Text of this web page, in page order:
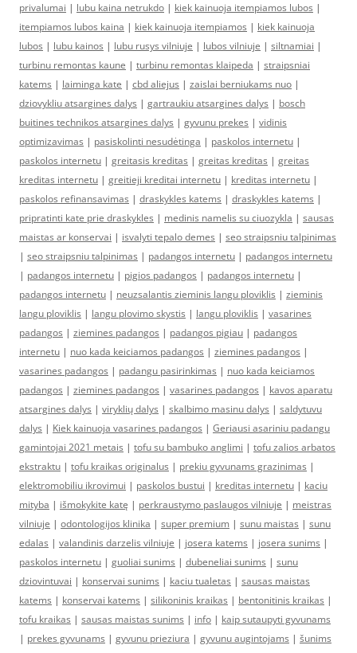
privalumai | lubu kaina netrukdo | kiek kainuoja itempiamos lubos |
itempiamos lubos kaina | kiek kainuoja itempiamos | kiek kainuoja
lubos | lubu kainos | lubu rusys vilniuje | lubos vilniuje | siltnamiai |
turbinu remontas kaune | turbinu remontas klaipeda | straipsniai
katems | laiminga kate | cbd aliejus | zaislai berniukams nuo |
dziovykliu atsargines dalys | gartraukiu atsargines dalys | bosch
buitines technikos atsargines dalys | gyvunu prekes | vidinis
optimizavimas | pasiskolinti nesudėtinga | paskolos internetu |
paskolos internetu | greitasis kreditas | greitas kreditas | greitas
kreditas internetu | greitieji kreditai internetu | kreditas internetu |
paskolos refinansavimas | draskykles katems | draskykles katems |
pripratinti kate prie draskykles | medinis namelis su ciuozykla | sausas
maistas ar konservai | isvalyti tepalo demes | seo straipsniu talpinimas
| seo straipsniu talpinimas | padangos internetu | padangos internetu
| padangos internetu | pigios padangos | padangos internetu |
padangos internetu | neuzsalantis zieminis langu ploviklis | zieminis
langu ploviklis | langu plovimo skystis | langu ploviklis | vasarines
padangos | ziemines padangos | padangos pigiau | padangos
internetu | nuo kada keiciamos padangos | ziemines padangos |
vasarines padangos | padangu pasirinkimas | nuo kada keiciamos
padangos | ziemines padangos | vasarines padangos | kavos aparatu
atsargines dalys | viryklių dalys | skalbimo masinu dalys | saldytuvu
dalys | Kiek kainuoja vasarines padangos | Geriausi asariniu padangu
gamintojai 2021 metais | tofu su bambuko anglimi | tofu zalios arbatos
ekstraktu | tofu kraikas originalus | prekiu gyvunams grazinimas |
elektromobiliu ikrovimui | paskolos bustui | kreditas internetu | kaciu
mityba | išmokykite katę | perkraustymo paslaugos vilniuje | meistras
vilniuje | odontologijos klinika | super premium | sunu maistas | sunu
edalas | valandinis darzelis vilniuje | josera katems | josera sunims |
paskolos internetu | guoliai sunims | dubeneliai sunims | sunu
dziovintuvai | konservai sunims | kaciu tualetas | sausas maistas
katems | konservai katems | silikoninis kraikas | bentonitinis kraikas |
tofu kraikas | sausas maistas sunims | info | kaip sutaupyti gyvunams
| prekes gyvunams | gyvunu prieziura | gyvunu augintojams | šunims